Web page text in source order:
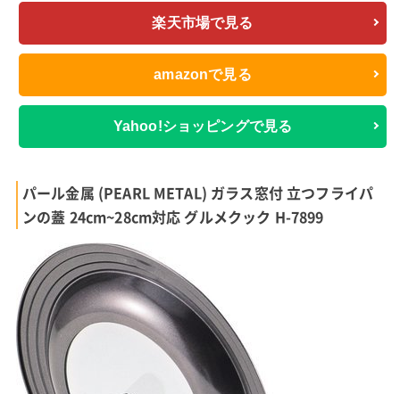
楽天市場で見る
amazonで見る
Yahoo!ショッピングで見る
パール金属 (PEARL METAL) ガラス窓付 立つフライパ
ンの蓋 24cm~28cm対応 グルメクック H-7899